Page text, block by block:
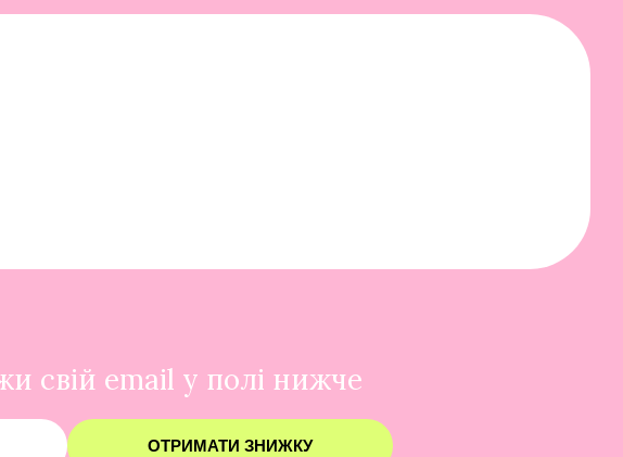
свій email у полі нижче
ОТРИМАТИ ЗНИЖКУ